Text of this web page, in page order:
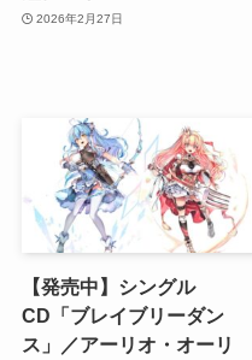
2026年2月27日
【発売中】シングル
CD「ブレイブリーダン
ス」／アーリオ・オーリ